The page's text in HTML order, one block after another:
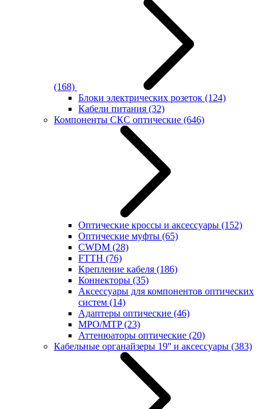
(168)
Блоки электрических розеток (124)
Кабели питания (32)
Компоненты СКС оптические (646)
Оптические кроссы и аксессуары (152)
Оптические муфты (65)
CWDM (28)
FTTH (76)
Крепление кабеля (186)
Коннекторы (35)
Аксессуары для компонентов оптических
систем (14)
Адаптеры оптические (46)
MPO/MTP(23)
Аттенюаторы оптические (20)
Кабельные органайзеры 19'' и аксессуары (383)